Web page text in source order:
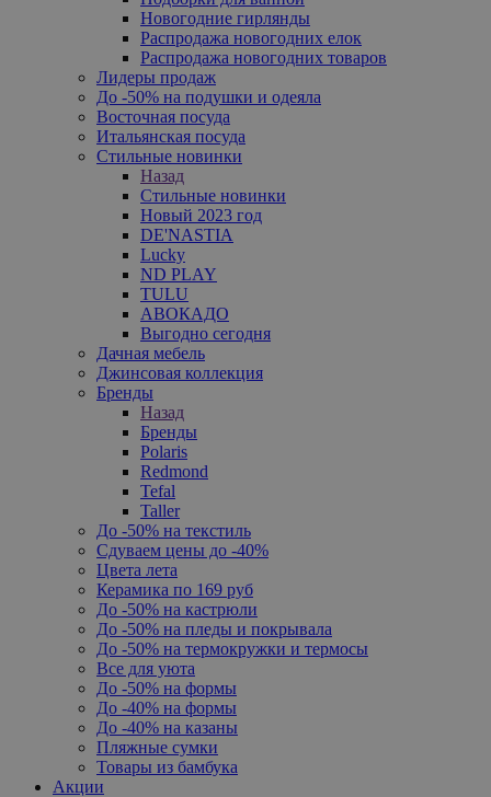
Новогодние гирлянды
Распродажа новогодних елок
Распродажа новогодних товаров
Лидеры продаж
До -50% на подушки и одеяла
Восточная посуда
Итальянская посуда
Стильные новинки
Назад
Стильные новинки
Новый 2023 год
DE'NASTIA
Lucky
ND PLAY
TULU
АВОКАДО
Выгодно сегодня
Дачная мебель
Джинсовая коллекция
Бренды
Назад
Бренды
Polaris
Redmond
Tefal
Taller
До -50% на текстиль
Сдуваем цены до -40%
Цвета лета
Керамика по 169 руб
До -50% на кастрюли
До -50% на пледы и покрывала
До -50% на термокружки и термосы
Все для уюта
До -50% на формы
До -40% на формы
До -40% на казаны
Пляжные сумки
Товары из бамбука
Акции